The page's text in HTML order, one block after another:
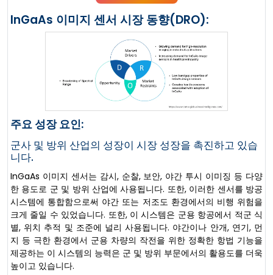
InGaAs 이미지 센서 시장 동향(DRO):
주요 성장 요인:
군사 및 방위 산업의 성장이 시장 성장을 촉진하고 있습
니다.
InGaAs 이미지 센서는 감시, 순찰, 보안, 야간 투시 이미징 등 다양
한 용도로 군 및 방위 산업에 사용됩니다. 또한, 이러한 센서를 방공
시스템에 통합함으로써 야간 또는 저조도 환경에서의 비행 위험을
크게 줄일 수 있었습니다. 또한, 이 시스템은 군용 항공에서 적군 식
별, 위치 추적 및 조준에 널리 사용됩니다. 야간이나 안개, 연기, 먼
지 등 극한 환경에서 군용 차량의 작전을 위한 정확한 항법 기능을
제공하는 이 시스템의 능력은 군 및 방위 부문에서의 활용도를 더욱
높이고 있습니다.